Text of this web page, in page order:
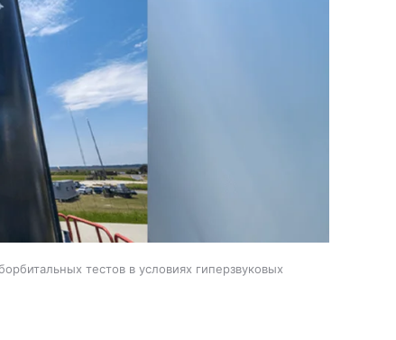
тестов в условиях гиперзвуковых